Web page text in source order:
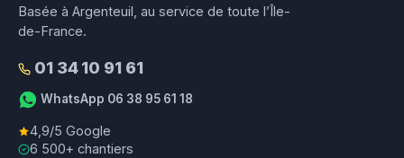
Basée à Argenteuil, au service de toute l’Île-
de-France.
01 34 10 91 61
WhatsApp 06 38 95 61 18
4,9/5 Google
6 500+ chantiers